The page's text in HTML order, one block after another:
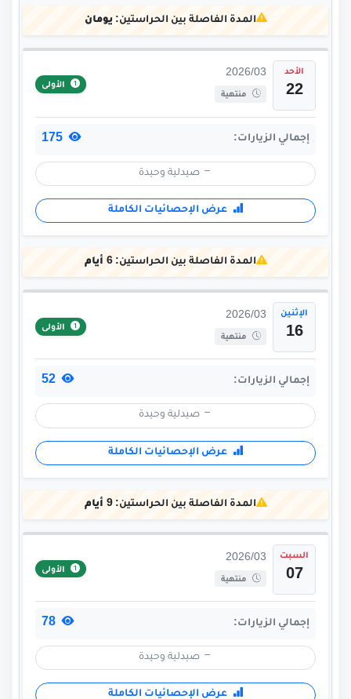
المدة الفاصلة بين الحراستين:يومان
الأحد
22
2026/03
منتهية
الأولى
إجمالي الزيارات:
صيدلية وحيدة
عرض الإحصائيات الكاملة
المدة الفاصلة بين الحراستين:6 أيام
الإثنين
16
2026/03
منتهية
الأولى
إجمالي الزيارات:
صيدلية وحيدة
عرض الإحصائيات الكاملة
المدة الفاصلة بين الحراستين:9 أيام
السبت
07
2026/03
منتهية
الأولى
إجمالي الزيارات:
صيدلية وحيدة
عرض الإحصائيات الكاملة